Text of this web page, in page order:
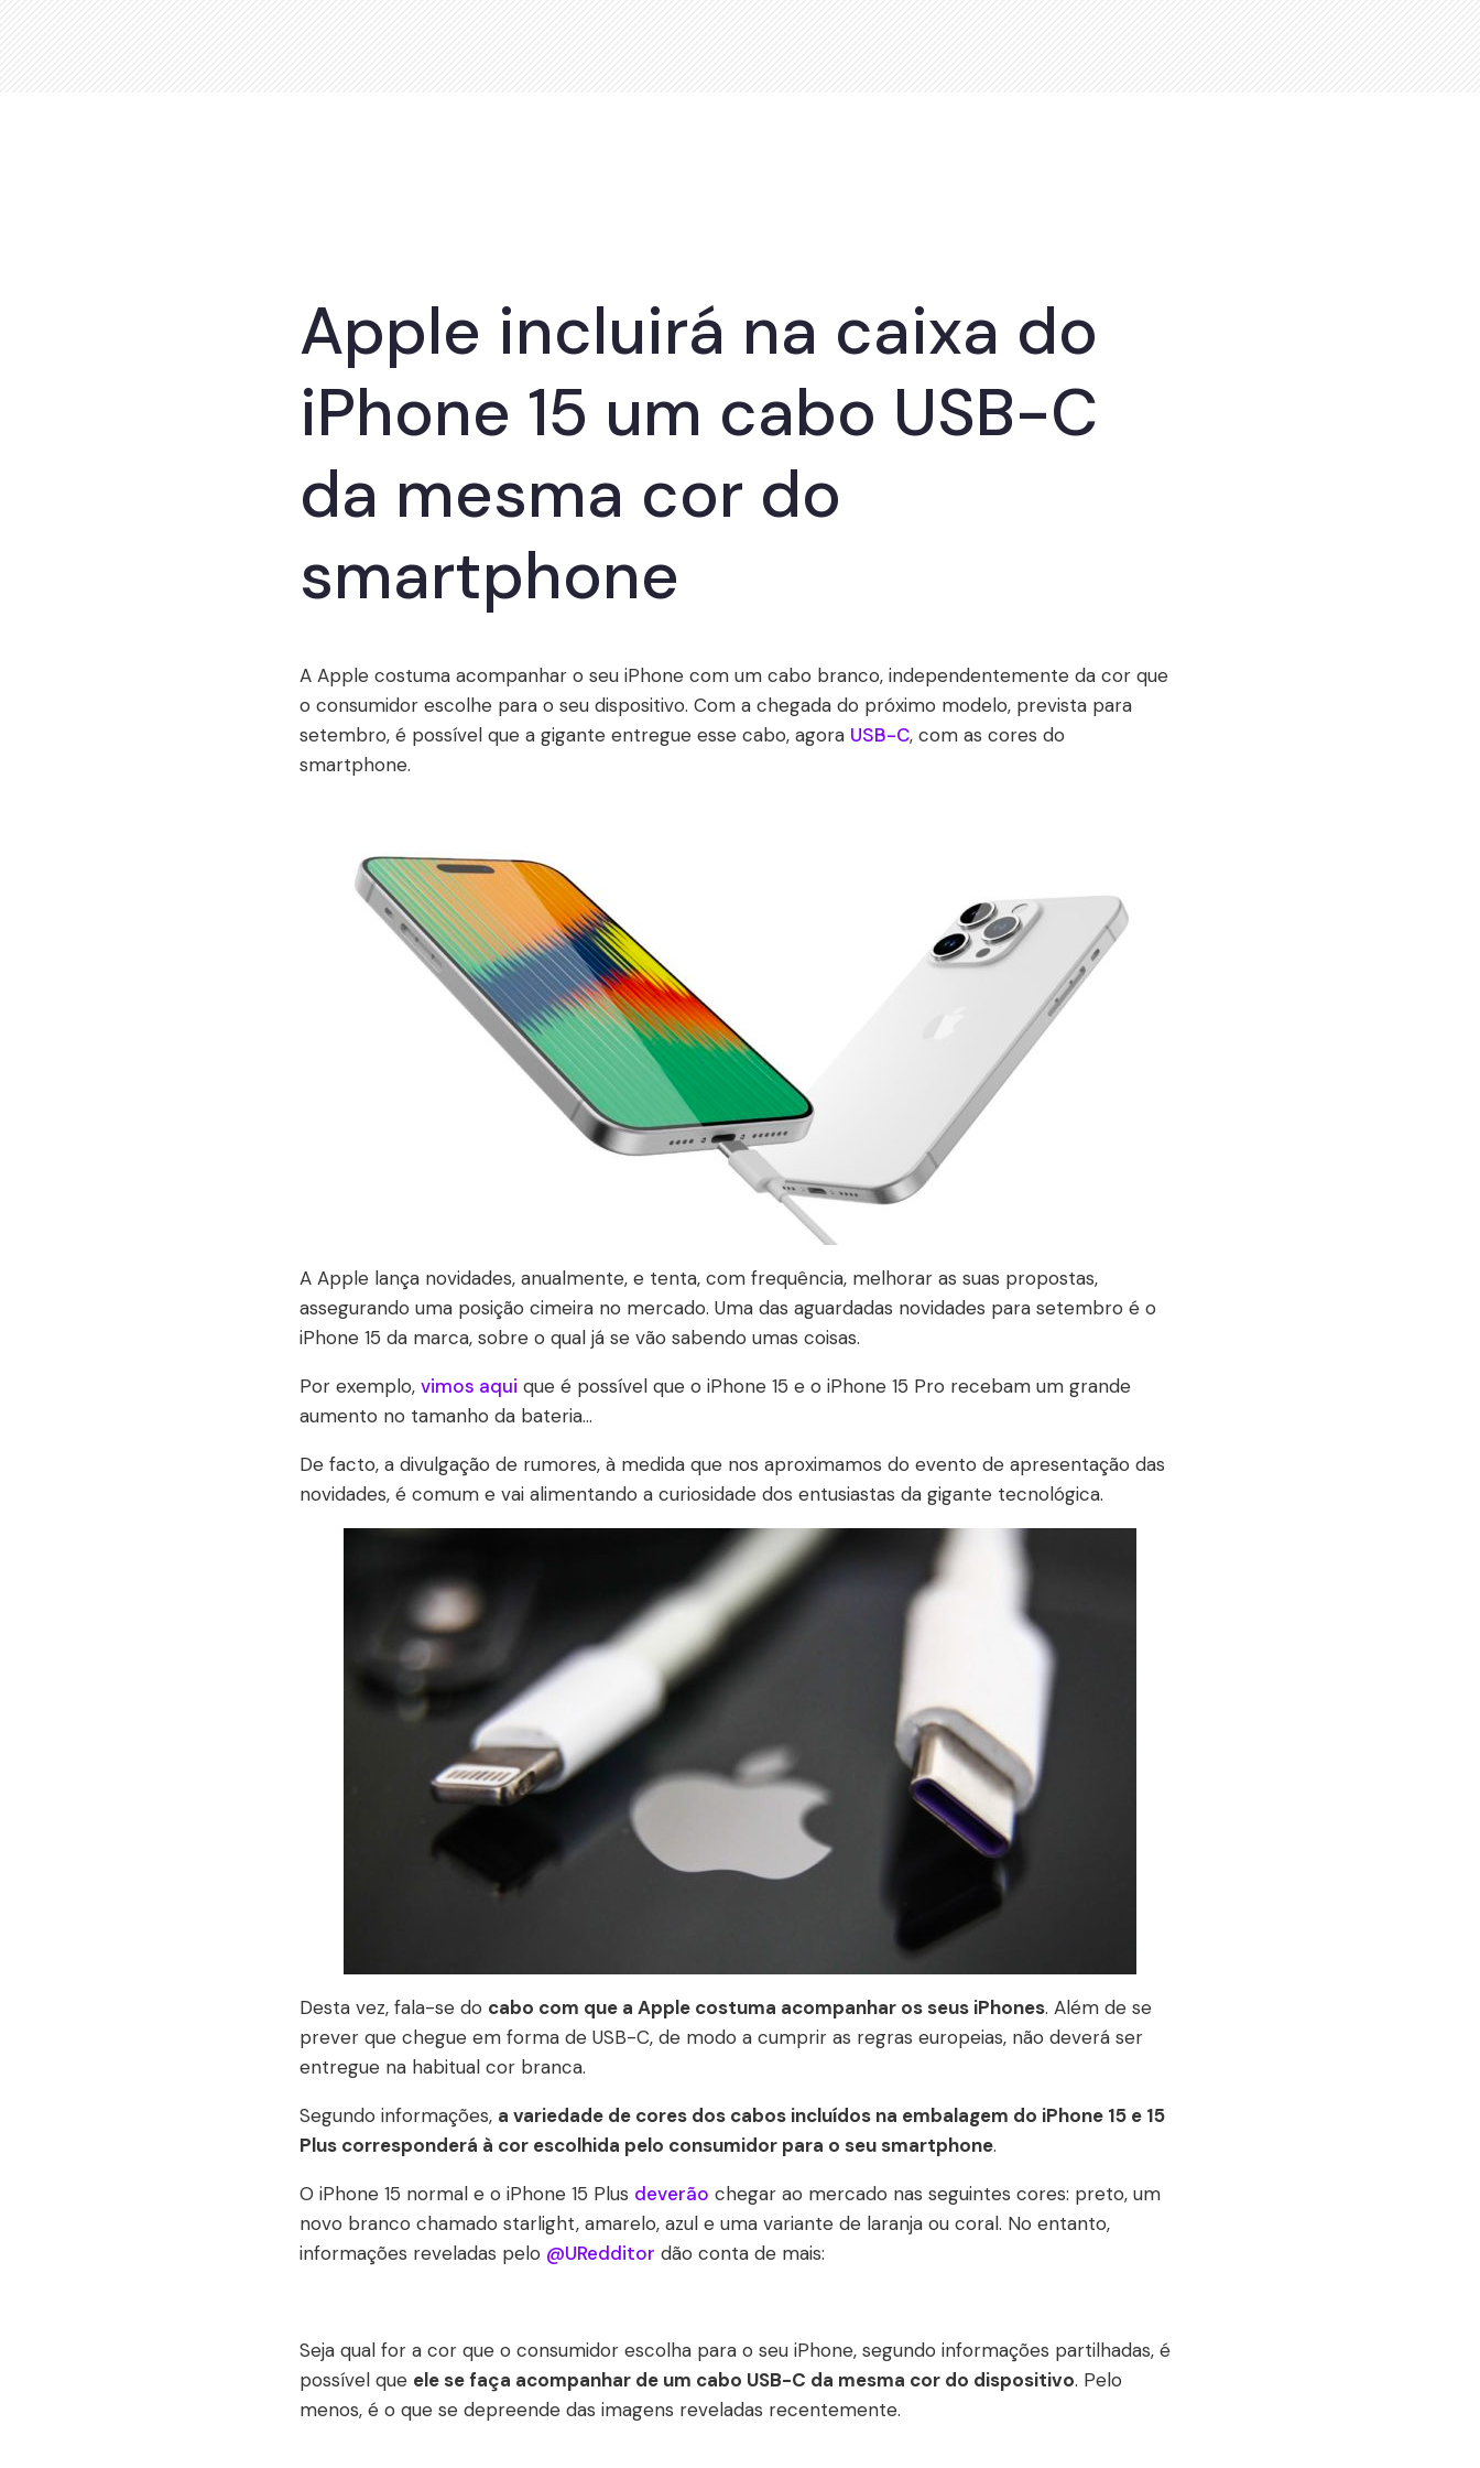
Apple incluirá na caixa do
iPhone 15 um cabo USB-C
da mesma cor do
smartphone
A Apple costuma acompanhar o seu iPhone com um cabo branco, independentemente da cor que
o consumidor escolhe para o seu dispositivo. Com a chegada do próximo modelo, prevista para
setembro, é possível que a gigante entregue esse cabo, agora USB-C, com as cores do
smartphone.
A Apple lança novidades, anualmente, e tenta, com frequência, melhorar as suas propostas,
assegurando uma posição cimeira no mercado. Uma das aguardadas novidades para setembro é o
iPhone 15 da marca, sobre o qual já se vão sabendo umas coisas.
Por exemplo, vimos aqui que é possível que o iPhone 15 e o iPhone 15 Pro recebam um grande
aumento no tamanho da bateria...
De facto, a divulgação de rumores, à medida que nos aproximamos do evento de apresentação das
novidades, é comum e vai alimentando a curiosidade dos entusiastas da gigante tecnológica.
Desta vez, fala-se do cabo com que a Apple costuma acompanhar os seus iPhones. Além de se
prever que chegue em forma de USB-C, de modo a cumprir as regras europeias, não deverá ser
entregue na habitual cor branca.
Segundo informações, a variedade de cores dos cabos incluídos na embalagem do iPhone 15 e 15
Plus corresponderá à cor escolhida pelo consumidor para o seu smartphone.
O iPhone 15 normal e o iPhone 15 Plus deverão chegar ao mercado nas seguintes cores: preto, um
novo branco chamado starlight, amarelo, azul e uma variante de laranja ou coral. No entanto,
informações reveladas pelo @URedditor dão conta de mais:
Seja qual for a cor que o consumidor escolha para o seu iPhone, segundo informações partilhadas, é
possível que ele se faça acompanhar de um cabo USB-C da mesma cor do dispositivo. Pelo
menos, é o que se depreende das imagens reveladas recentemente.